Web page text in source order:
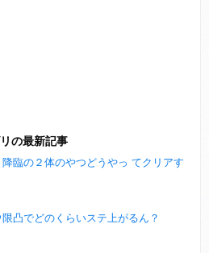
の最新記事
降臨の２体のやつどうやっ てクリアす
限凸でどのくらいステ上がるん？